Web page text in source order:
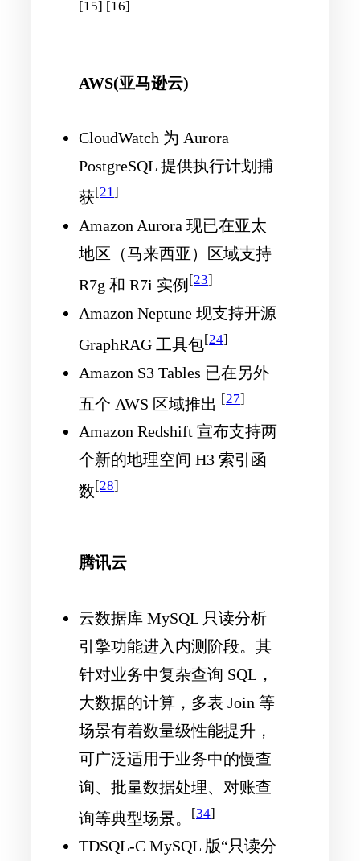
[15] [16]
AWS(亚马逊云)
CloudWatch 为 Aurora
PostgreSQL 提供执行计划捕
获[21]
Amazon Aurora 现已在亚太
地区（马来西亚）区域支持
R7g 和 R7i 实例 [23]
Amazon Neptune 现支持开源
GraphRAG 工具包[24]
Amazon S3 Tables 已在另外
五个 AWS 区域推出 [27]
Amazon Redshift 宣布支持两
个新的地理空间 H3 索引函
数[28]
腾讯云
云数据库 MySQL 只读分析
引擎功能进入内测阶段。其
针对业务中复杂查询 SQL，
大数据的计算，多表 Join 等
场景有着数量级性能提升，
可广泛适用于业务中的慢查
询、批量数据处理、对账查
询等典型场景。
[34]
TDSQL-C MySQL 版“只读分